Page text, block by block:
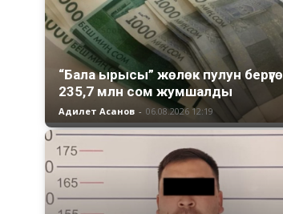
“Бала ырысы” жөлөк пулун берүүгө
235,7 млн сом жумшалды
Адилет Асанов - 06.08.2026 12:19